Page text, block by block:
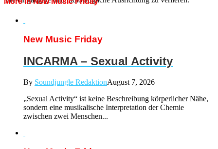
New Music Friday
INCARMA – Sexual Activity
By Soundjungle RedaktionAugust 7, 2026
„Sexual Activity“ ist keine Beschreibung körperlicher Nähe,
sondern eine musikalische Interpretation der Chemie
zwischen zwei Menschen...